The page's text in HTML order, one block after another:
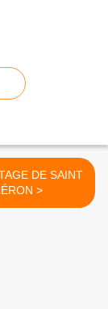
DE SAINT
CHÉRON >